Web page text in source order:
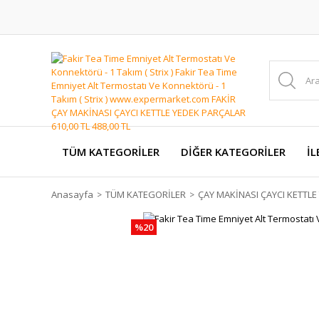
TÜM KATEGORİLER DİĞER KATEGORİLER
Anasayfa TÜM KATEGORİLER ÇAY MAKİNASI ÇAYCI
%20